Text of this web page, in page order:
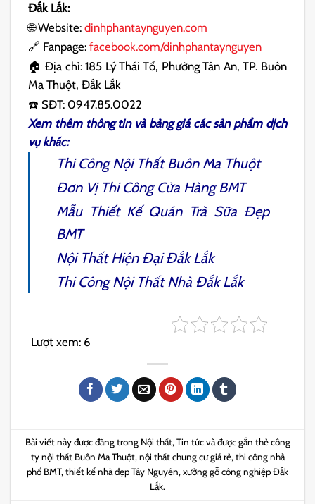
Đắk Lắk:
🌐 Website:dinhphantaynguyen.com
🔗 Fanpage: facebook.com/dinhphantaynguyen
🏠 Địa chỉ: 185 Lý Thái Tổ, Phường Tân An, TP. Buôn
Ma Thuột, Đắk Lắk
☎️ SĐT: 0947.85.0022
Xem thêm thông tin và bảng giá các sản phẩm dịch
vụ khác:
Thi Công Nội Thất Buôn Ma Thuột
Đơn Vị Thi Công Cửa Hàng BMT
Mẫu Thiết Kế Quán Trà Sữa Đẹp
BMT
Nội Thất Hiện Đại Đắk Lắk
Thi Công Nội Thất Nhà Đắk Lắk
Lượt xem: 6
Bài viết này được đăng trong Nội thất,Tin tứcvà được gắn thẻcông
ty nội thất Buôn Ma Thuột,nội thất chung cư giá rẻ,thi công nhà
phố BMT,thiết kế nhà đẹp Tây Nguyên,xưởng gỗ công nghiệp Đắk
Lắk.